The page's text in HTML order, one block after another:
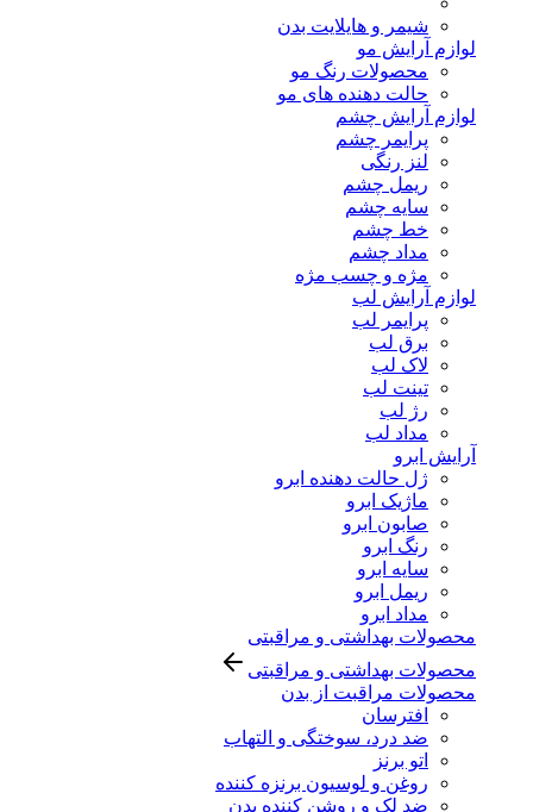
شیمر و هایلایت بدن
لوازم آرایش مو
محصولات رنگ مو
حالت دهنده های مو
لوازم آرایش چشم
پرایمر چشم
لنز رنگی
ریمل چشم
سایه چشم
خط چشم
مداد چشم
مژه و چسب مژه
لوازم آرایش لب
پرایمر لب
برق لب
لاک لب
تینت لب
رژ لب
مداد لب
آرایش ابرو
ژل حالت دهنده ابرو
ماژیک ابرو
صابون ابرو
رنگ ابرو
سایه ابرو
ریمل ابرو
مداد ابرو
محصولات بهداشتی و مراقبتی
محصولات بهداشتی و مراقبتی
محصولات مراقبت از بدن
افترسان
ضد درد، سوختگی و التهاب
اتو برنز
روغن و لوسیون برنزه کننده
ضد لک و روشن کننده بدن